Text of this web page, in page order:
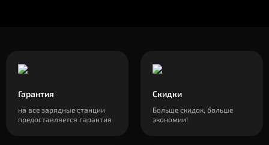
Гарантия
на все зарядные станции
предоставляется гарантия
Скидки
Больше скидок, больше
экономии!